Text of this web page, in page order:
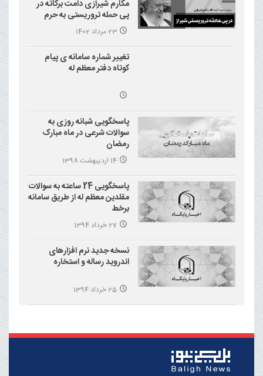
مکارم شیرازی دامت برکاته در
پی حمله تروریستی به حرم
احمد بن موسی علیه السلام
(شاهچراغ)
23 مرداد 1402
تغییر شماره سامانه ی پیام
کوتاه دفتر معظم له
پاسخگویی شبانه روزی به
سوالات شرعی در ماه مبارک
رمضان
14 اردیبهشت 1398
پاسخگویی 24 ساعته به سوالات
مقلدین معظم له از طریق سامانه
برخط
27 خرداد 1394
نسخه جدید نرم افزارهای
اندروید رساله و استخاره
25 خرداد 1394